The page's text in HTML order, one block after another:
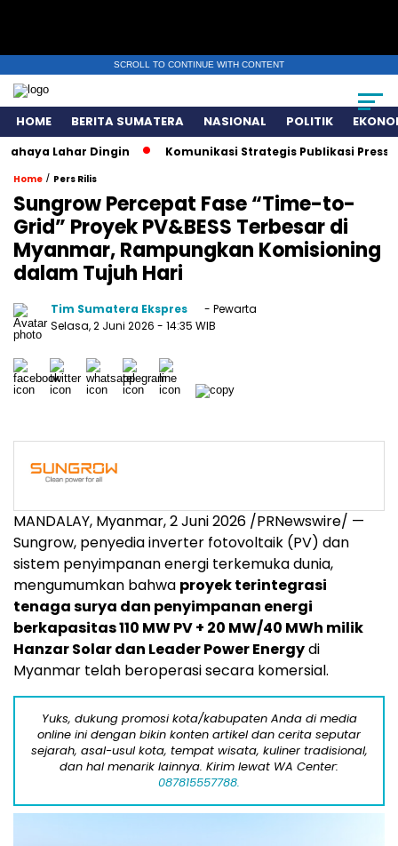
SCROLL TO CONTINUE WITH CONTENT
HOME BERITA SUMATERA NASIONAL POLITIK
Lahar Dingin Komunikasi Strategis Publikasi Press
Home / Pers Rilis
Sungrow Percepat Fase “Time-to-
Grid” Proyek PV&BESS Terbesar di
Myanmar, Rampungkan Komisioning
dalam Tujuh Hari
Tim Sumatera Ekspres
- Pewarta
Selasa, 2 Juni 2026 - 14:35 WIB
MANDALAY, Myanmar,2 Juni 2026 /PRNewswire/ —
Sungrow, penyedia inverter fotovoltaik (PV) dan
sistem penyimpanan energi terkemuka dunia,
mengumumkan bahwa proyek terintegrasi
tenaga surya dan penyimpanan energi
berkapasitas 110 MW PV + 20 MW/40 MWh milik
Hanzar Solar dan Leader Power Energydi
Myanmar telah beroperasi secara komersial.
Yuks, dukung promosi kota/kabupaten Anda di media
online ini dengan bikin konten artikel dan cerita seputar
sejarah, asal-usul kota, tempat wisata, kuliner tradisional,
dan hal menarik lainnya. Kirim lewat WA Center:
087815557788.